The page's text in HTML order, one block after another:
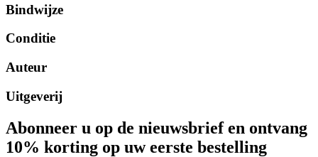
Bindwijze
Conditie
Auteur
Uitgeverij
Abonneer u op de nieuwsbrief en ontvang
10% korting op uw eerste bestelling